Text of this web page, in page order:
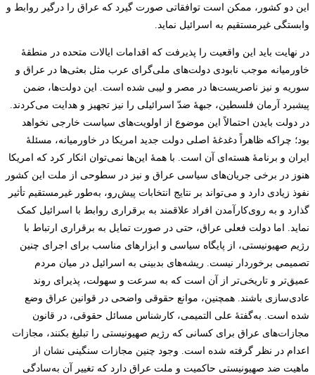
این دو کشور، ممکن است توافقاتی صورت گیرد که عراق را درگیر روابط و
وابستگی غیرمستقیم به اسرائیل نماید.
در نهایت باید این واقعیت را پذیرفت که اقدامات ایالات متحده در منطقۀ
خاورمیانه موجب نابودی دولت‌های ملی‌گرای عرب مثل بعثی‌ها در عراق و
سوریه و نیز ناصریست‌ها در مصر و لیبی شده است. این دولت‌ها، ضمن
پیشبرد آرمان فلسطین، جبهۀ ضدّ اسرائیلی را نیز تجهیز و هدایت می‌کردند.
در دولت بایدن احتمالاً این موضوع از اولویت‌های سیاست خارجی نخواهد
بود؛ چراکه ظاهراً دغدغۀ اصلی دولت جدید امریکا در خاورمیانه، مسئلۀ
ایران و برنامۀ هسته‌ای آن است. با همۀ این‌ها نمی‌توان انکار کرد که امریکا
هنوز در برخی جریان‌های سیاسی عراق و نیز در سطوحی از ملت این کشور
نفوذ زیادی دارد و می‌تواند بر نتایج انتخابات پیش‌رو، به‌طور غیرمستقیم تأثیر
گذارد و به روی‌کارآمدن افراد علاقمند به برقراری روابط با اسرائیل کمک
نماید. اما دولت فعلی عراق، حتی در صورت تمایل به برقراری ارتباط با
رژیم صهیونیستی، از پایگاه سیاسی و ابزارهای مناسب برای اجرای چنین
تصمیمی برخوردار نیست. ریشه‌های بدبینی به اسرائیل در میان مردم
عمیق‌تر و تاریخی‌تر از آن است که به ‌سرعت و سهولت، پذیرای روند
عادی‌سازی باشند. همچنین، موانع حقوقی واضحی در قوانین عراق وضع
شده است. به‌گفتۀ علی التمیمی، کارشناس مسائل حقوقی، در قانون
مجازات‌های عراق برای کسانی که رژیم صهیونیستی را تبلیغ بکنند، مجازات
اعدام در نظر گرفته شده است. وجود چنین مجازات سنگینی نشان از
ماهیت ضد صهیونیستی حاکمیت و ملت عراق دارد که تغییر آن به‌سادگی